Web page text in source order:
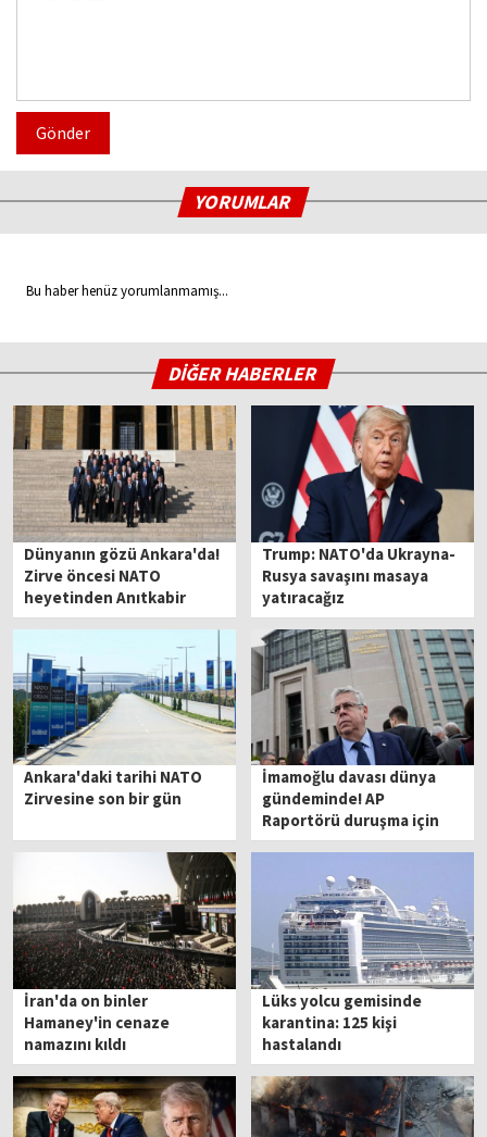
Gönder
YORUMLAR
Bu haber henüz yorumlanmamış...
DİĞER HABERLER
Dünyanın gözü Ankara'da!
Zirve öncesi NATO
heyetinden Anıtkabir
ziyareti
Trump: NATO'da Ukrayna-
Rusya savaşını masaya
yatıracağız
Ankara'daki tarihi NATO
Zirvesine son bir gün
İmamoğlu davası dünya
gündeminde! AP
Raportörü duruşma için
İstanbul'a geliyor
İran'da on binler
Hamaney'in cenaze
namazını kıldı
Lüks yolcu gemisinde
karantina: 125 kişi
hastalandı